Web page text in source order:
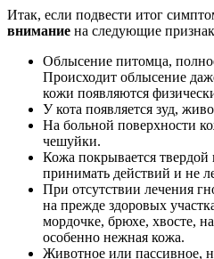
Итак, если подвести итог
внимание на следующие
Облысение питомца,
Происходит облысение
кожи появляются
У кота появляется зуд,
На больной поверхности
чешуйки.
Кожа покрывается
принимать действий и не
При отсутствии лечения
на прежде здоровых
мордочке, брюхе, хвосте,
особенно нежная кожа.
Животное или пассивное,